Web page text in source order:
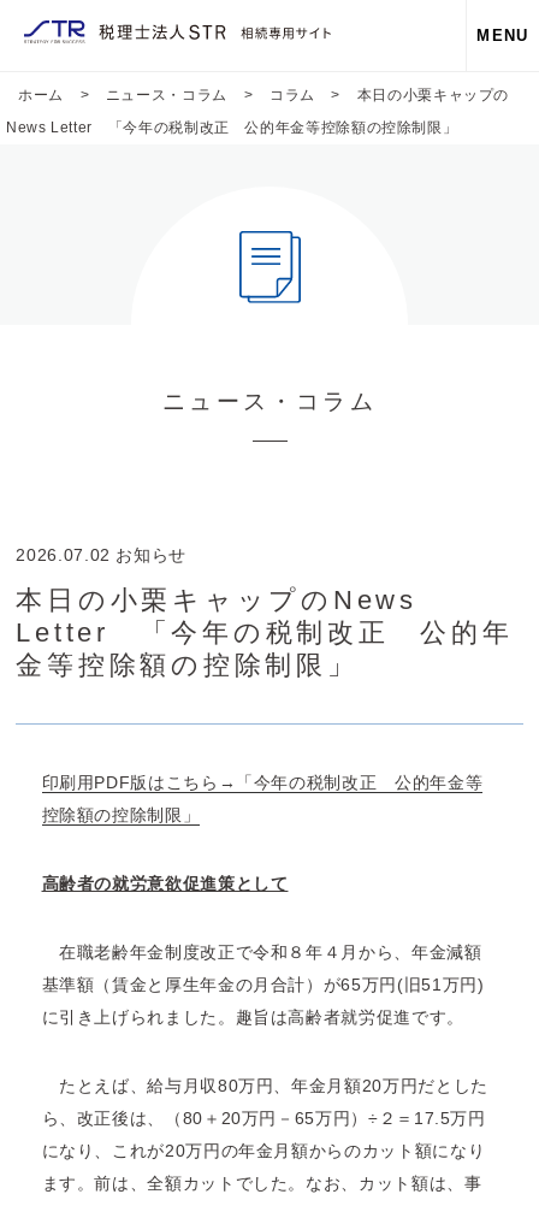
MENU
ホーム > ニュース・コラム > コラム >
本日の小栗キャップの
News Letter 「今年の税制改正 公的年金等控除額の控除制限」
ニュース・コラム
2026.07.02 お知らせ
本日の小栗キャップのNews
Letter 「今年の税制改正 公的年
金等控除額の控除制限」
印刷用PDF版はこちら→「今年の税制改正 公的年金等
控除額の控除制限」
高齢者の就労意欲促進策として
在職老齢年金制度改正で令和８年４月から、年金減額
基準額（賃金と厚生年金の月合計）が65万円(旧51万円)
に引き上げられました。趣旨は高齢者就労促進です。
たとえば、給与月収80万円、年金月額20万円だとした
ら、改正後は、（80＋20万円－65万円）÷２＝17.5万円
になり、これが20万円の年金月額からのカット額になり
ます。前は、全額カットでした。なお、カット額は、事